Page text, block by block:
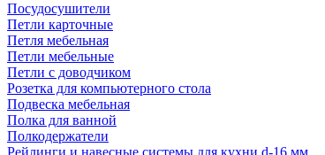
Посудосушители
Петли карточные
Петля мебельная
Петли мебельные
Петли с доводчиком
Розетка для компьютерного стола
Подвеска мебельная
Полка для ванной
Полкодержатели
Рейлинги и навесные системы для кухни d-16 мм